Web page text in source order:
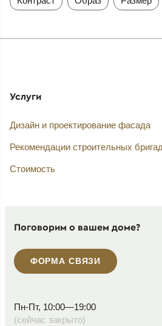
Услуги
Дизайн и проектирование фасада
Рекомендации строительных бригад
Стоимость
Поговорим о вашем доме?
ФОРМА СВЯЗИ
Пн-Пт, 10:00—19:00
(сейчас закрыто)